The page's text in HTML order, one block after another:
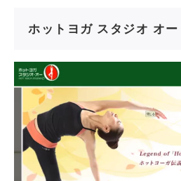
ホットヨガ スタジオ オー